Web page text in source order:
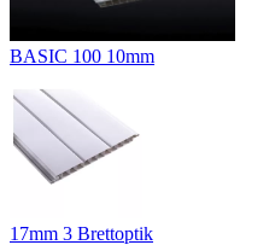
BASIC 100 10mm
17mm 3 Brettoptik